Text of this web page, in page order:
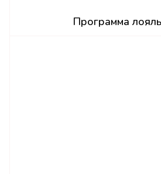
Программа